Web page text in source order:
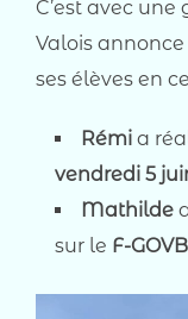
C’est avec
Valois annonce
ses élèves en
Rémi a
vendredi 5
Mathilde
sur le F-GOVB